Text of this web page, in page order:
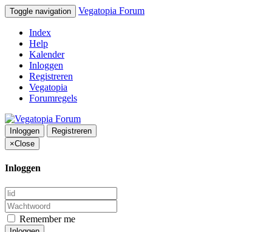
Toggle navigation Vegatopia Forum
Index
Help
Kalender
Inloggen
Registreren
Vegatopia
Forumregels
Inloggen
Registreren
×Close
Inloggen
Remember me